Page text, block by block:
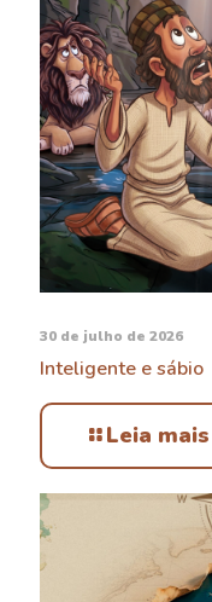
30 de julho de 2026
Inteligente e sábio
Leia mais